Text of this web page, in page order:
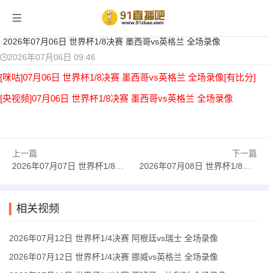
当前位置： 足球录像> 正文
2026年07月06日 世界杯1/8决赛 墨西哥vs英格兰 全场录像
2026年07月06日 09:46
[咪咕]07月06日 世界杯1/8决赛 墨西哥vs英格兰 全场录像[有比分]
[央视频]07月06日 世界杯1/8决赛 墨西哥vs英格兰 全场录像
上一篇
2026年07月07日 世界杯1/8决赛 葡萄牙vs西班牙 全场录像
下一篇
2026年07月08日 世界杯1/8决赛 瑞士vs哥伦比亚 全场录像
相关视频
2026年07月12日 世界杯1/4决赛 阿根廷vs瑞士 全场录像
2026年07月12日 世界杯1/4决赛 挪威vs英格兰 全场录像